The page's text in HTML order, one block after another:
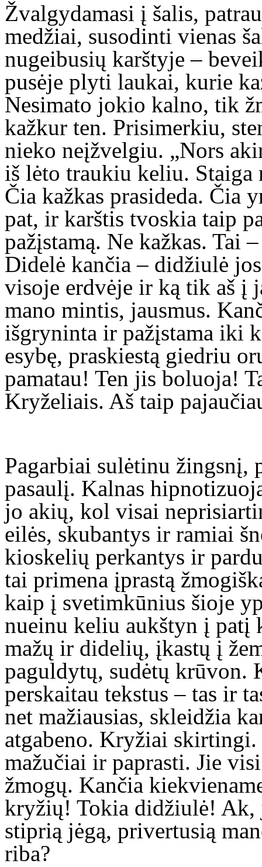
Žvalgydamasi į šalis,
medžiai, susodinti vienas
nugeibusių karštyje –
pusėje plyti laukai, kurie
Nesimato jokio kalno, tik
kažkur ten. Prisimerkiu,
nieko neįžvelgiu. „Nors
iš lėto traukiu keliu. Staiga
Čia kažkas prasideda. Čia
pat, ir karštis tvoskia taip
pažįstamą. Ne kažkas. Tai
Didelė kančia – didžiulė
visoje erdvėje ir ką tik aš į
mano mintis, jausmus.
išgryninta ir pažįstama iki
esybę, praskiestą giedriu
pamatau! Ten jis boluoja!
Kryželiais. Aš taip
Pagarbiai sulėtinu žingsnį,
pasaulį. Kalnas
jo akių, kol visai
eilės, skubantys ir ramiai
kioskelių perkantys ir
tai primena įprastą
kaip į svetimkūnius šioje
nueinu keliu aukštyn į patį
mažų ir didelių, įkastų į
paguldytų, sudėtų krūvon.
perskaitau tekstus – tas ir
net mažiausias, skleidžia
atgabeno. Kryžiai
mažučiai ir paprasti. Jie
žmogų. Kančia
kryžių! Tokia didžiulė! Ak,
stiprią jėgą, privertusią
riba?